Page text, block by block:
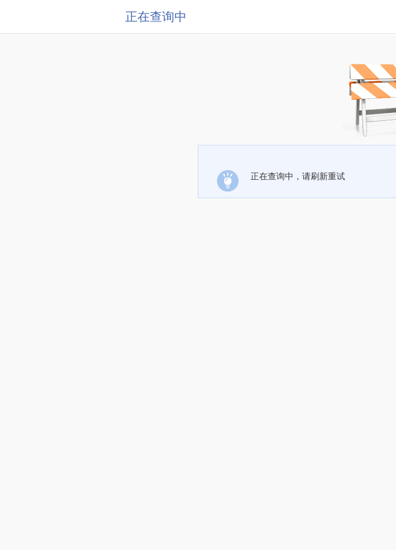
正在查询中
正在查询中，请刷新重试